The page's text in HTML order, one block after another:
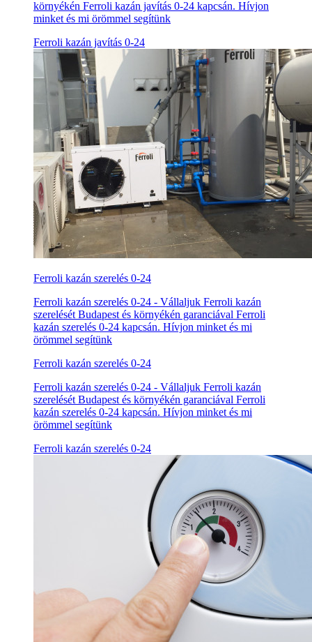
környékén Ferroli kazán javítás 0-24 kapcsán. Hívjon
minket és mi örömmel segítünk
Ferroli kazán javítás 0-24
Ferroli kazán szerelés 0-24
Ferroli kazán szerelés 0-24 - Vállaljuk Ferroli kazán
szerelését Budapest és környékén garanciával Ferroli
kazán szerelés 0-24 kapcsán. Hívjon minket és mi
örömmel segítünk
Ferroli kazán szerelés 0-24
Ferroli kazán szerelés 0-24 - Vállaljuk Ferroli kazán
szerelését Budapest és környékén garanciával Ferroli
kazán szerelés 0-24 kapcsán. Hívjon minket és mi
örömmel segítünk
Ferroli kazán szerelés 0-24